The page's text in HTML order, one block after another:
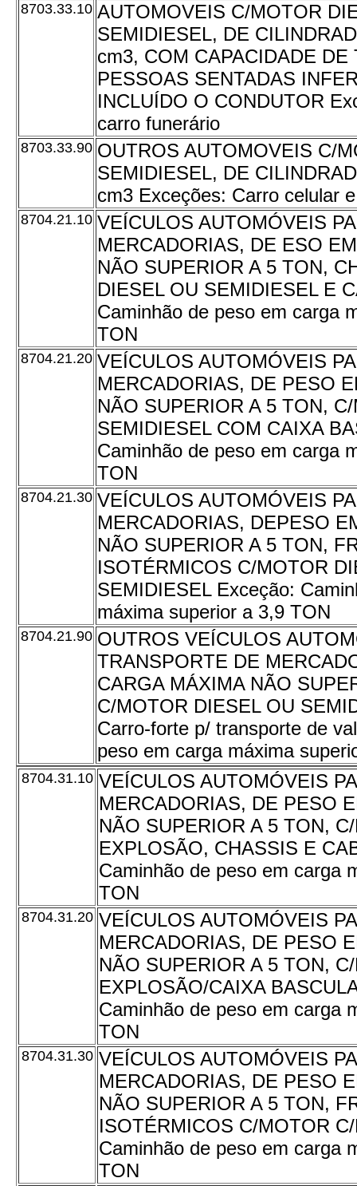
8703.33.10 AUTOMOVEIS C/MOTOR
SEMIDIESEL, DE
cm3, COM CAPACIDADE
PESSOAS SENTADAS
INCLUÍDO O CONDUTOR
carro funerário
8703.33.90 OUTROS AUTOMOVEIS C/
SEMIDIESEL, DE
cm3 Exceções: Carro celular
8704.21.10 VEÍCULOS AUTOMÓVEIS
MERCADORIAS, DE ESO
NÃO SUPERIOR A 5 TON,
DIESEL OU SEMIDIESEL E
Caminhão de peso em carga
TON
8704.21.20 VEÍCULOS AUTOMÓVEIS
MERCADORIAS, DE PESO
NÃO SUPERIOR A 5 TON,
SEMIDIESEL COM CAIXA
Caminhão de peso em carga
TON
8704.21.30 VEÍCULOS AUTOMÓVEIS
MERCADORIAS, DEPESO
NÃO SUPERIOR A 5 TON,
ISOTÉRMICOS C/MOTOR
SEMIDIESEL Exceção:
máxima superior a 3,9 TON
8704.21.90 OUTROS VEÍCULOS
TRANSPORTE DE
CARGA MÁXIMA NÃO
C/MOTOR DIESEL OU
Carro-forte p/ transporte de
peso em carga máxima
8704.31.10 VEÍCULOS AUTOMÓVEIS
MERCADORIAS, DE PESO
NÃO SUPERIOR A 5 TON,
EXPLOSÃO, CHASSIS E
Caminhão de peso em carga
TON
8704.31.20 VEÍCULOS AUTOMÓVEIS
MERCADORIAS, DE PESO
NÃO SUPERIOR A 5 TON,
EXPLOSÃO/CAIXA
Caminhão de peso em carga
TON
8704.31.30 VEÍCULOS AUTOMÓVEIS
MERCADORIAS, DE PESO
NÃO SUPERIOR A 5 TON,
ISOTÉRMICOS C/MOTOR
Caminhão de peso em carga
TON